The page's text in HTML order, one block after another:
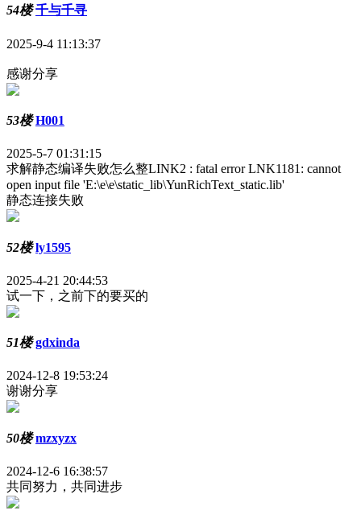
54楼 千与千寻
2025-9-4 11:13:37
感谢分享
53楼 H001
2025-5-7 01:31:15
求解静态编译失败怎么整LINK2 : fatal error LNK1181: cannot
open input file 'E:\e\e\static_lib\YunRichText_static.lib'
静态连接失败
52楼 ly1595
2025-4-21 20:44:53
试一下，之前下的要买的
51楼 gdxinda
2024-12-8 19:53:24
谢谢分享
50楼 mzxyzx
2024-12-6 16:38:57
共同努力，共同进步